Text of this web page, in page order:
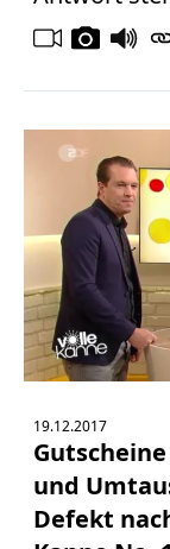
19.12.2017
und
Defekt
Datenschutz
Fotorecht
Google
Influencer
Instagram
Internetrecht
Markenrecht
Meinungsfreiheit
Print
Radio
Sportwetten
TV